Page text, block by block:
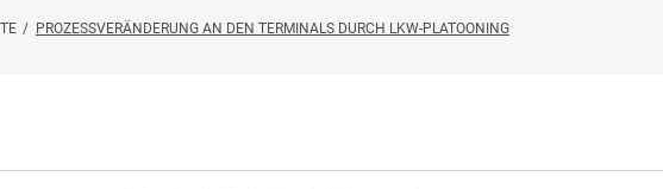
/ PROZESSVERÄNDERUNG AN DEN TERMINALS DURCH LKW-PLATOONING